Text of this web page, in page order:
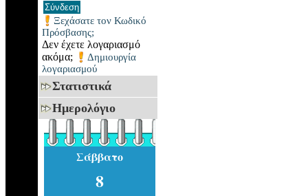
Ξεχάσατε τον Κωδικό
Πρόσβασης;
Δεν έχετε λογαριασμό
ακόμα;
Δημιουργία
λογαριασμού
Στατιστικά
Ημερολόγιο
Σάββατο
8